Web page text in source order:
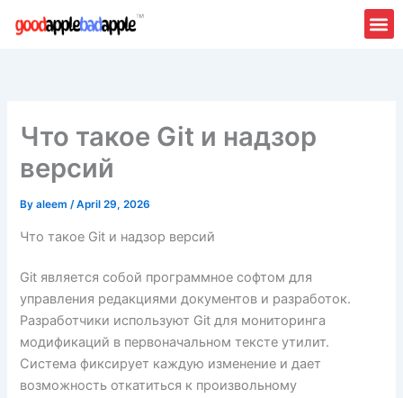
Что такое Git и надзор
версий
Byaleem/April 29, 2026
Что такое Git и надзор версий
Git является собой программное софтом для
управления редакциями документов и разработок.
Разработчики используют Git для мониторинга
модификаций в первоначальном тексте утилит.
Система фиксирует каждую изменение и дает
возможность откатиться к произвольному